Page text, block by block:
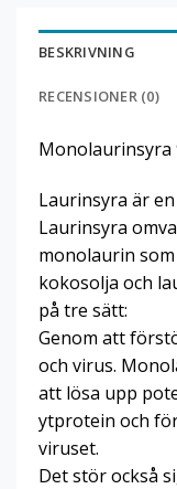
BESKRIVNING
RECENSIONER (0)
Monolaurinsyra
Laurinsyra är
Laurinsyra
monolaurin
kokosolja och
på tre sätt:
Genom att
och virus.
att lösa upp
ytprotein och
viruset.
Det stör också